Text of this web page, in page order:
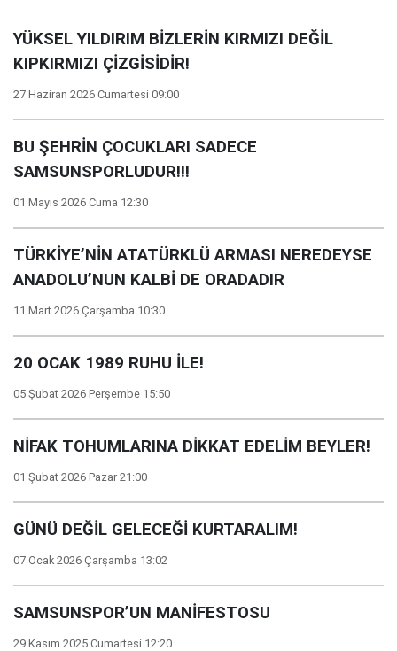
YÜKSEL YILDIRIM BİZLERİN KIRMIZI DEĞİL
KIPKIRMIZI ÇİZGİSİDİR!
27 Haziran 2026 Cumartesi 09:00
BU ŞEHRİN ÇOCUKLARI SADECE
SAMSUNSPORLUDUR!!!
01 Mayıs 2026 Cuma 12:30
TÜRKİYE’NİN ATATÜRKLÜ ARMASI NEREDEYSE
ANADOLU’NUN KALBİ DE ORADADIR
11 Mart 2026 Çarşamba 10:30
20 OCAK 1989 RUHU İLE!
05 Şubat 2026 Perşembe 15:50
NİFAK TOHUMLARINA DİKKAT EDELİM BEYLER!
01 Şubat 2026 Pazar 21:00
GÜNÜ DEĞİL GELECEĞİ KURTARALIM!
07 Ocak 2026 Çarşamba 13:02
SAMSUNSPOR’UN MANİFESTOSU
29 Kasım 2025 Cumartesi 12:20